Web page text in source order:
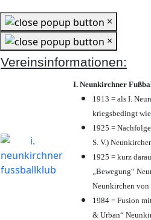
×
×
Vereinsinformationen:
I. Neunkirchner
1913 = als I.
kriegsbedingt
1925 =
S. V.)
1925 = kurz
„Bewegung“
Neunkirchen von
1984 = Fusion
& Urban“